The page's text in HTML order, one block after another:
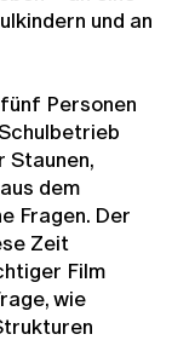
und an
Personen
Staunen,
dem
Fragen. Der
Zeit
Film
wie